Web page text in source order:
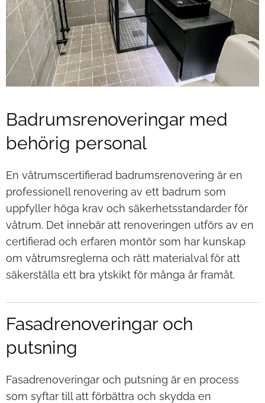
Badrumsrenoveringar med
behörig personal
En våtrumscertifierad badrumsrenovering är en
professionell renovering av ett badrum som
uppfyller höga krav och säkerhetsstandarder för
våtrum. Det innebär att renoveringen utförs av en
certifierad och erfaren montör som har kunskap
om våtrumsreglerna och rätt materialval för att
säkerställa ett bra ytskikt för många år framåt.
Fasadrenoveringar och
putsning
Fasadrenoveringar och putsning är en process
som syftar till att förbättra och skydda en